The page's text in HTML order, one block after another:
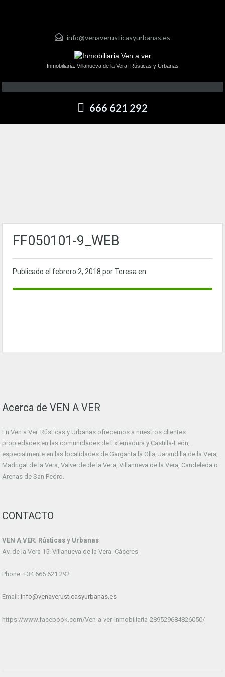
info@venaverusticasyurbanas.es
Inmobiliaria. Villanueva de la Vera. Rústicas y Urbanas
666 621 292
FF050101-9_WEB
Publicado el febrero 2, 2018 por Teresa en
Acerca de VEN A VER
En Ven a Ver. Rústicas y Urbanas ofrecemos a nuestros clientes
propiedades en las comunidades de Extemadura y Castilla-León,
especialmente en las localidades de Garganta la Olla, Jarandilla de la Vera,
Madrigal de la Vera, Valverde de la Vera, Villanueva de la Vera, Candeleda o
Arenas de San Pedro.
CONTACTO
VEN A VER. Rústicas y Urbanas
Av. de la Vera 15. Villanueva de la Vera. Cáceres
Phone: +34 666 621 292
Email: info@venaverusticasyurbanas.es
https://www.facebook.com/Ven-a-ver-Inmobiliaria-289529684826050/